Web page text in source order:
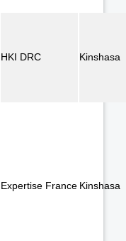
HKI DRC Kinshasa
Expertise France Kinshasa